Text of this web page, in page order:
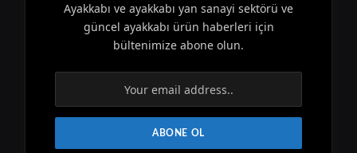
Ayakkabı ve ayakkabı yan sanayi sektörü ve
güncel ayakkabı ürün haberleri için
bültenimize abone olun.